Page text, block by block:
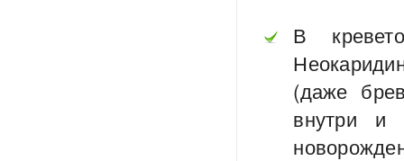
В
(даже
внутри и